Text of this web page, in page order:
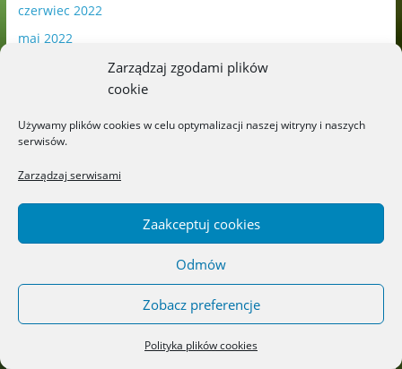
Zarządzaj zgodami plików
cookie
Używamy plików cookies w celu optymalizacji naszej witryny i naszych
serwisów.
Zarządzaj serwisami
Zaakceptuj cookies
Odmów
Zobacz preferencje
Polityka plików cookies
czerwiec 2022
maj 2022
luty 2022
styczeń 2022
grudzień 2021
listopad 2021
sierpień 2021
lipiec 2021